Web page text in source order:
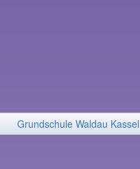
Grundschule Waldau Kassel